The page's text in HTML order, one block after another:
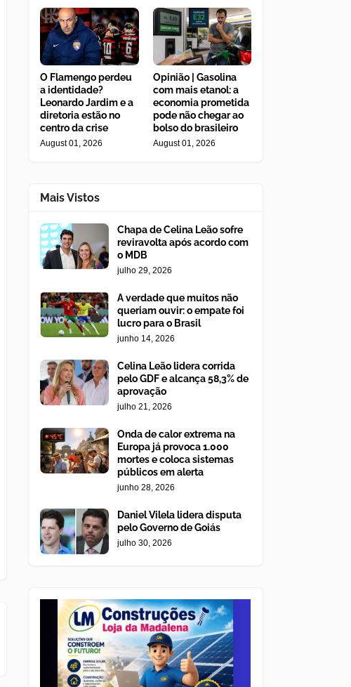
O Flamengo perdeu
a identidade?
Leonardo Jardim e a
diretoria estão no
centro da crise
August 01, 2026
Opinião | Gasolina
com mais etanol: a
economia prometida
pode não chegar ao
bolso do brasileiro
August 01, 2026
Mais Vistos
Chapa de Celina Leão sofre
reviravolta após acordo com
o MDB
julho 29, 2026
A verdade que muitos não
queriam ouvir: o empate foi
lucro para o Brasil
junho 14, 2026
Celina Leão lidera corrida
pelo GDF e alcança 58,3% de
aprovação
julho 21, 2026
Onda de calor extrema na
Europa já provoca 1.000
mortes e coloca sistemas
públicos em alerta
junho 28, 2026
Daniel Vilela lidera disputa
pelo Governo de Goiás
julho 30, 2026